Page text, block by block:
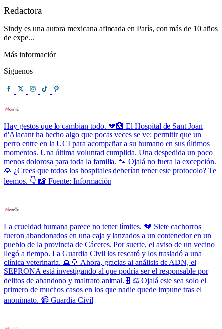
Redactora
Sindy es una autora mexicana afincada en París, con más de 10 años
de expe...
Más información
Síguenos
Hay gestos que lo cambian todo. 💔🏥 El Hospital de Sant Joan
d'Alacant ha hecho algo que pocas veces se ve: permitir que un
perro entre en la UCI para acompañar a su humano en sus últimos
momentos. Una última voluntad cumplida. Una despedida un poco
menos dolorosa para toda la familia. 🐾 Ojalá no fuera la excepción.
🙏 ¿Crees que todos los hospitales deberían tener este protocolo? Te
leemos. 👇 📸 Fuente: Información
La crueldad humana parece no tener límites. 💔 Siete cachorros
fueron abandonados en una caja y lanzados a un contenedor en un
pueblo de la provincia de Cáceres. Por suerte, el aviso de un vecino
llegó a tiempo. La Guardia Civil los rescató y los trasladó a una
clínica veterinaria. 🙏🐶 Ahora, gracias al análisis de ADN, el
SEPRONA está investigando al que podría ser el responsable por
delitos de abandono y maltrato animal.🧬⚖️ Ojalá este sea solo el
primero de muchos casos en los que nadie quede impune tras el
anonimato. 📹 Guardia Civil